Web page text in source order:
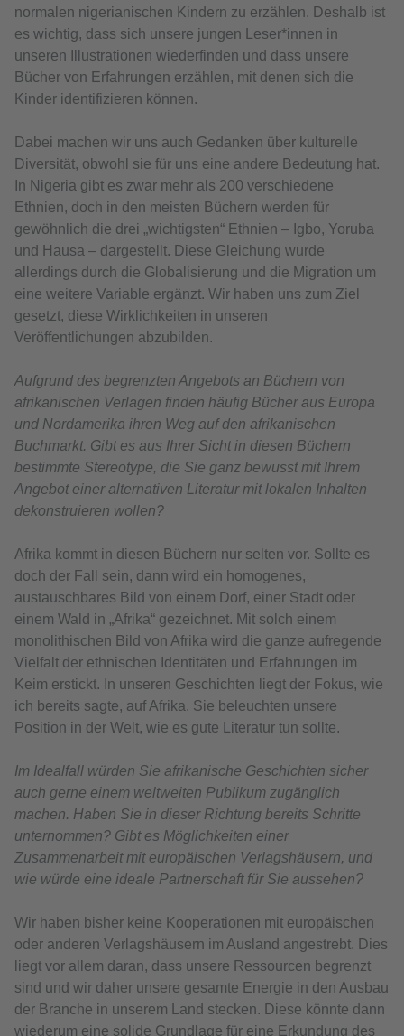
normalen nigerianischen Kindern zu erzählen. Deshalb ist
es wichtig, dass sich unsere jungen Leser*innen in
unseren Illustrationen wiederfinden und dass unsere
Bücher von Erfahrungen erzählen, mit denen sich die
Kinder identifizieren können.
Dabei machen wir uns auch Gedanken über kulturelle
Diversität, obwohl sie für uns eine andere Bedeutung hat.
In Nigeria gibt es zwar mehr als 200 verschiedene
Ethnien, doch in den meisten Büchern werden für
gewöhnlich die drei „wichtigsten“ Ethnien – Igbo, Yoruba
und Hausa – dargestellt. Diese Gleichung wurde
allerdings durch die Globalisierung und die Migration um
eine weitere Variable ergänzt. Wir haben uns zum Ziel
gesetzt, diese Wirklichkeiten in unseren
Veröffentlichungen abzubilden.
Aufgrund des begrenzten Angebots an Büchern von
afrikanischen Verlagen finden häufig Bücher aus Europa
und Nordamerika ihren Weg auf den afrikanischen
Buchmarkt. Gibt es aus Ihrer Sicht in diesen Büchern
bestimmte Stereotype, die Sie ganz bewusst mit Ihrem
Angebot einer alternativen Literatur mit lokalen Inhalten
dekonstruieren wollen?
Afrika kommt in diesen Büchern nur selten vor. Sollte es
doch der Fall sein, dann wird ein homogenes,
austauschbares Bild von einem Dorf, einer Stadt oder
einem Wald in „Afrika“ gezeichnet. Mit solch einem
monolithischen Bild von Afrika wird die ganze aufregende
Vielfalt der ethnischen Identitäten und Erfahrungen im
Keim erstickt. In unseren Geschichten liegt der Fokus, wie
ich bereits sagte, auf Afrika. Sie beleuchten unsere
Position in der Welt, wie es gute Literatur tun sollte.
Im Idealfall würden Sie afrikanische Geschichten sicher
auch gerne einem weltweiten Publikum zugänglich
machen. Haben Sie in dieser Richtung bereits Schritte
unternommen? Gibt es Möglichkeiten einer
Zusammenarbeit mit europäischen Verlagshäusern, und
wie würde eine ideale Partnerschaft für Sie aussehen?
Wir haben bisher keine Kooperationen mit europäischen
oder anderen Verlagshäusern im Ausland angestrebt. Dies
liegt vor allem daran, dass unsere Ressourcen begrenzt
sind und wir daher unsere gesamte Energie in den Ausbau
der Branche in unserem Land stecken. Diese könnte dann
wiederum eine solide Grundlage für eine Erkundung des